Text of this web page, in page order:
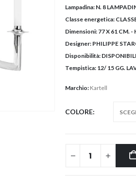
Lampadina: N. 8
Classe energetica:
Dimensioni: 77 X 61 CM. -
Designer: PHILIPPE
Disponibilità:
Tempistica: 12/ 15 GG.
Marchio: Kartell
COLORE